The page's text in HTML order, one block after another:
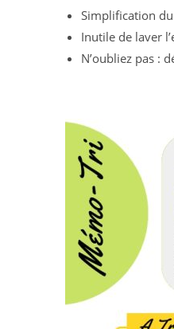
Simplification du
Inutile de laver
N’oubliez pas :